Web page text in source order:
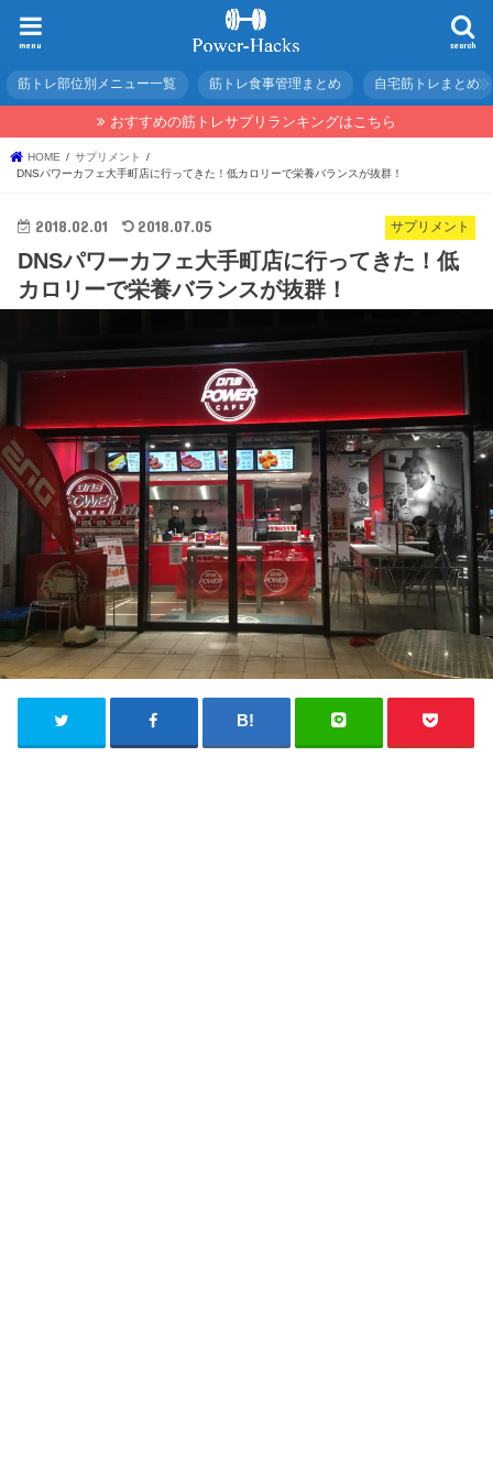
search
menu
筋トレ部位別メニュー一覧 筋トレ食事管理まとめ 自宅筋トレまとめ
おすすめの筋トレサプリランキングはこちら
HOME
サプリメント
DNSパワーカフェ大手町店に行ってきた！低カロリーで栄養バランスが抜群！
サプリメント
2018.02.01 2018.07.05
DNSパワーカフェ大手町店に行ってきた！低
カロリーで栄養バランスが抜群！